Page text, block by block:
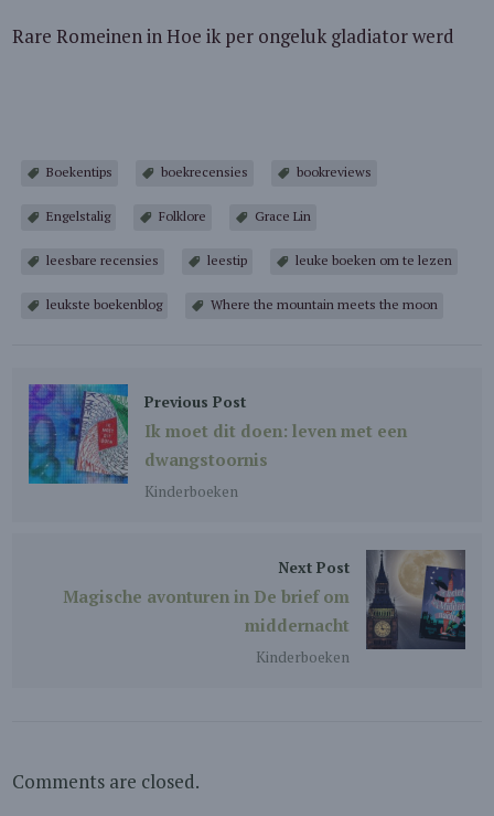
Rare Romeinen in Hoe ik per ongeluk gladiator werd
Boekentips boekrecensies bookreviews
Engelstalig Folklore Grace Lin
leesbare recensies leestip leuke boeken om te lezen
leukste boekenblog Where the mountain meets the moon
Previous Post
Ik moet dit doen: leven met een
dwangstoornis
Kinderboeken
Next Post
Magische avonturen in De brief om
middernacht
Kinderboeken
Comments are closed.